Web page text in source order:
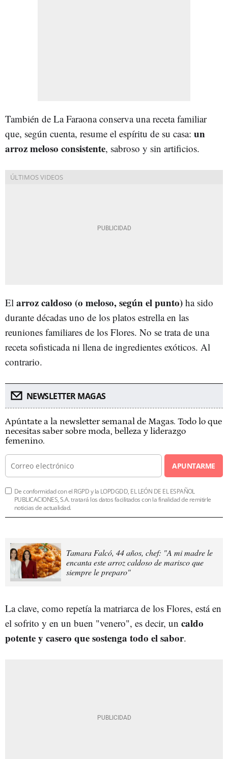
También de La Faraona conserva una receta familiar
que, según cuenta, resume el espíritu de su casa: un
arroz meloso consistente, sabroso y sin artificios.
El arroz caldoso (o meloso, según el punto) ha sido
durante décadas uno de los platos estrella en las
reuniones familiares de los Flores. No se trata de una
receta sofisticada ni llena de ingredientes exóticos. Al
contrario.
NEWSLETTER MAGAS
Apúntate a la newsletter semanal de Magas. Todo lo que
necesitas saber sobre moda, belleza y liderazgo
femenino.
APUNTARME
De conformidad con el RGPD y la LOPDGDD, EL LEÓN DE EL ESPAÑOL
PUBLICACIONES, S.A. tratará los datos facilitados con la finalidad de remitirle
noticias de actualidad.
Tamara Falcó, 44 años, chef: "A mi madre le
encanta este arroz caldoso de marisco que
siempre le preparo"
La clave, como repetía la matriarca de los Flores, está en
el sofrito y en un buen "venero", es decir, un caldo
potente y casero que sostenga todo el sabor.